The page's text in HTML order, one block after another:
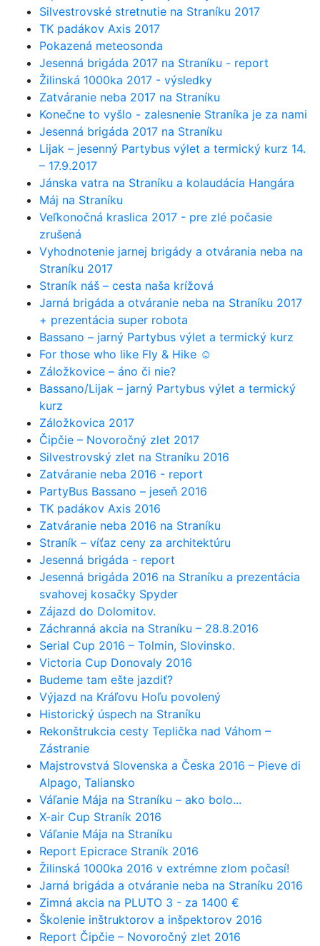
Silvestrovské stretnutie na Straníku 2017
TK padákov Axis 2017
Pokazená meteosonda
Jesenná brigáda 2017 na Straníku - report
Žilinská 1000ka 2017 - výsledky
Zatváranie neba 2017 na Straníku
Konečne to vyšlo - zalesnenie Straníka je za nami
Jesenná brigáda 2017 na Straníku
Lijak – jesenný Partybus výlet a termický kurz 14.
– 17.9.2017
Jánska vatra na Straníku a kolaudácia Hangára
Máj na Straníku
Veľkonočná kraslica 2017 - pre zlé počasie
zrušená
Vyhodnotenie jarnej brigády a otvárania neba na
Straníku 2017
Straník náš – cesta naša krížová
Jarná brigáda a otváranie neba na Straníku 2017
+ prezentácia super robota
Bassano – jarný Partybus výlet a termický kurz
For those who like Fly & Hike ☺
Záložkovice – áno či nie?
Bassano/Lijak – jarný Partybus výlet a termický
kurz
Záložkovica 2017
Čipčie – Novoročný zlet 2017
Silvestrovský zlet na Straníku 2016
Zatváranie neba 2016 - report
PartyBus Bassano – jeseň 2016
TK padákov Axis 2016
Zatváranie neba 2016 na Straníku
Straník – víťaz ceny za architektúru
Jesenná brigáda - report
Jesenná brigáda 2016 na Straníku a prezentácia
svahovej kosačky Spyder
Zájazd do Dolomitov.
Záchranná akcia na Straníku – 28.8.2016
Serial Cup 2016 – Tolmin, Slovinsko.
Victoria Cup Donovaly 2016
Budeme tam ešte jazdiť?
Výjazd na Kráľovu Hoľu povolený
Historický úspech na Straníku
Rekonštrukcia cesty Teplička nad Váhom –
Zástranie
Majstrovstvá Slovenska a Česka 2016 – Pieve di
Alpago, Taliansko
Váľanie Mája na Straníku – ako bolo...
X-air Cup Straník 2016
Váľanie Mája na Straníku
Report Epicrace Straník 2016
Žilinská 1000ka 2016 v extrémne zlom počasí!
Jarná brigáda a otváranie neba na Straníku 2016
Zimná akcia na PLUTO 3 - za 1400 €
Školenie inštruktorov a inšpektorov 2016
Report Čipčie – Novoročný zlet 2016